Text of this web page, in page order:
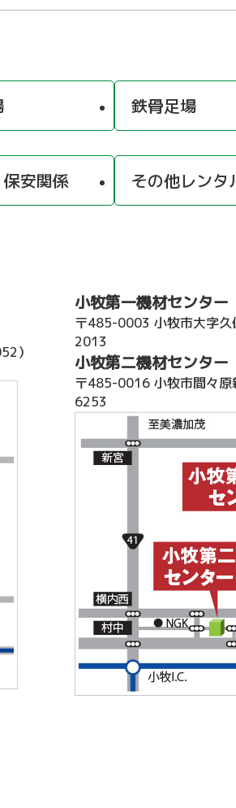
鉄骨足場
安関係 その他レンタ
）
小牧第一機材センター
〒485-0003 小牧市大字
2013
小牧第二機材センター
〒485-0016 小牧市間々
6253